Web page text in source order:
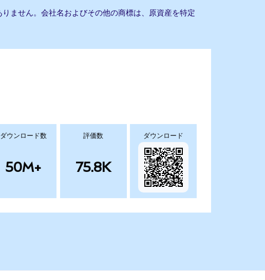
ません。会社名およびその他の商標は、原資産を特定
ダウンロード数
50M+
評価数
75.8K
ダウンロード